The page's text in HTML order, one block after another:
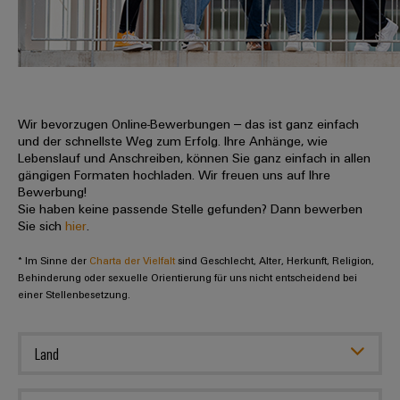
erlebbar
werden.
Datencenter
Produkte
für
Rechenzentren
–
effizient,
zuverlässig,
skalierbar
Energiespeicher
Lösungen
und
Anschlusstechnologie
DC-
u-
OS
Edge
Computing
Industrial
5G
Single
Leiterplattenklemmen
Gehäusesysteme
komponenten
Kabeleinführungssysteme
und
-
komponenten
Anschlussleitungen,
Patchkabel
Fast
Delivery
Beratung
und
digitale
Planung
easyConnect
-
Ihre
uns
Promotionfahrzeug
Distribution
Info
für
unsere
Partner
Vertrieb
Weidmüller
Zahlen
Unser
Vorstand
Nachhaltigkeit
Academy
People
Karriere
Stellen
für
Berufserfahrene
Für
Studierende
Werkstudententätigkeiten
Praktika
Abschlussarbeiten
Wir bevorzugen Online-Bewerbungen – das ist ganz einfach
und der schnellste Weg zum Erfolg. Ihre Anhänge, wie
Lebenslauf und Anschreiben, können Sie ganz einfach in allen
gängigen Formaten hochladen. Wir freuen uns auf Ihre
Bewerbung!
Sie haben keine passende Stelle gefunden? Dann bewerben
Sie sichhier
* Im Sinne der Charta der Vielfalt sind Geschlecht, Alter, Herkunft, Religion,
Behinderung oder sexuelle Orientierung für uns nicht entscheidend bei
einer Stellenbesetzung.
Land